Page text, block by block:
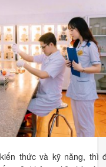
thức và kỹ năng, thì